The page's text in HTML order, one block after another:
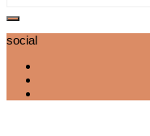
social